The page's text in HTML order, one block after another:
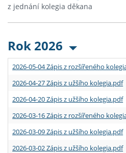
z jednání kolegia děkana
Rok 2026
2026-05-04 Zápis z rozšířeného
2026-04-27 Zápis z užšího kolegia.pdf
2026-04-20 Zápis z užšího kolegia.pdf
2026-03-16 Zápis z rozšířeného
2026-03-09 Zápis z užšího kolegia.pdf
2026-03-02 Zápis z užšího kolegia.pdf